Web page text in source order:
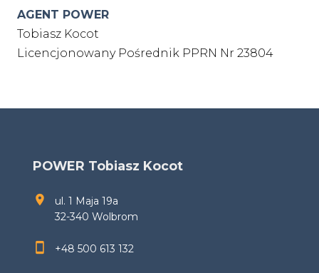
AGENT POWER
Tobiasz Kocot
Licencjonowany Pośrednik PPRN Nr 23804
POWER Tobiasz Kocot
ul. 1 Maja 19a
32-340 Wolbrom
+48 500 613 132